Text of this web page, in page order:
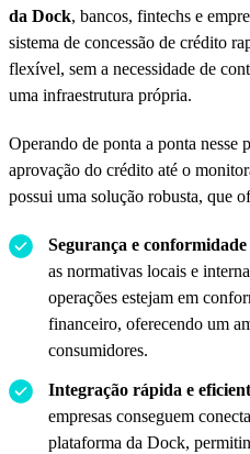
da Dock, bancos, fintechs e
sistema de concessão de crédito
flexível, sem a necessidade de
uma infraestrutura própria.
Operando de ponta a ponta nesse
aprovação do crédito até o
possui uma solução robusta, que
Segurança e
as normativas locais e
operações estejam em
financeiro, oferecendo um
consumidores.
Integração rápida e
empresas conseguem
plataforma da Dock,